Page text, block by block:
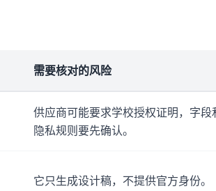
需要核对的风险
供应商可能要求学校授权证明，字段
隐私规则要先确认。
它只生成设计稿，不提供官方身份。